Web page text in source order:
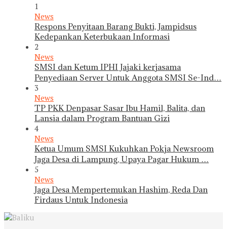
1
News
Respons Penyitaan Barang Bukti, Jampidsus
Kedepankan Keterbukaan Informasi
2
News
SMSI dan Ketum IPHI Jajaki kerjasama
Penyediaan Server Untuk Anggota SMSI Se-Ind…
3
News
TP PKK Denpasar Sasar Ibu Hamil, Balita, dan
Lansia dalam Program Bantuan Gizi
4
News
Ketua Umum SMSI Kukuhkan Pokja Newsroom
Jaga Desa di Lampung, Upaya Pagar Hukum …
5
News
Jaga Desa Mempertemukan Hashim, Reda Dan
Firdaus Untuk Indonesia